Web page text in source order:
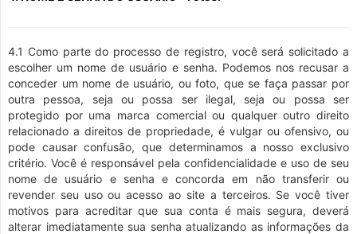
4.1 Como parte do processo de registro, você será solicitado a
escolher um nome de usuário e senha. Podemos nos recusar a
conceder um nome de usuário, ou foto, que se faça passar por
outra pessoa, seja ou possa ser ilegal, seja ou possa ser
protegido por uma marca comercial ou qualquer outro direito
relacionado a direitos de propriedade, é vulgar ou ofensivo, ou
pode causar confusão, que determinamos a nosso exclusivo
critério. Você é responsável pela confidencialidade e uso de seu
nome de usuário e senha e concorda em não transferir ou
revender seu uso ou acesso ao site a terceiros. Se você tiver
motivos para acreditar que sua conta é mais segura, deverá
alterar imediatamente sua senha atualizando as informações da